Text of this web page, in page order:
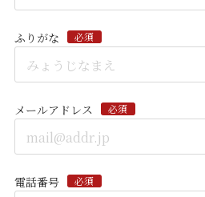
ふりがな 必須
メールアドレス 必須
電話番号 必須